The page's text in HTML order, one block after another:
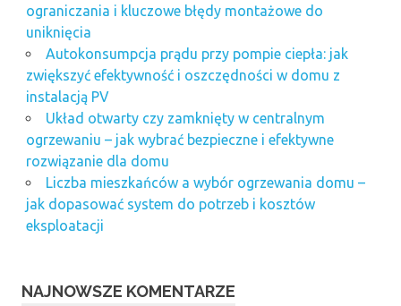
ograniczania i kluczowe błędy montażowe do
uniknięcia
Autokonsumpcja prądu przy pompie ciepła: jak
zwiększyć efektywność i oszczędności w domu z
instalacją PV
Układ otwarty czy zamknięty w centralnym
ogrzewaniu – jak wybrać bezpieczne i efektywne
rozwiązanie dla domu
Liczba mieszkańców a wybór ogrzewania domu –
jak dopasować system do potrzeb i kosztów
eksploatacji
NAJNOWSZE KOMENTARZE